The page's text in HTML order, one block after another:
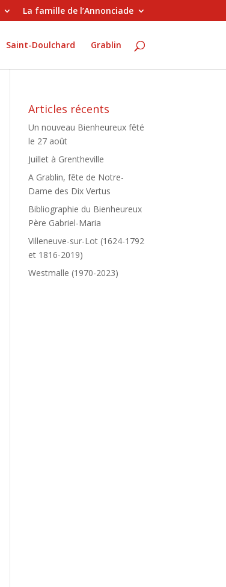
La famille de l’Annonciade
Saint-Doulchard Grablin
Articles récents
Un nouveau Bienheureux fêté
le 27 août
Juillet à Grentheville
A Grablin, fête de Notre-
Dame des Dix Vertus
Bibliographie du Bienheureux
Père Gabriel-Maria
Villeneuve-sur-Lot (1624-1792
et 1816-2019)
Westmalle (1970-2023)